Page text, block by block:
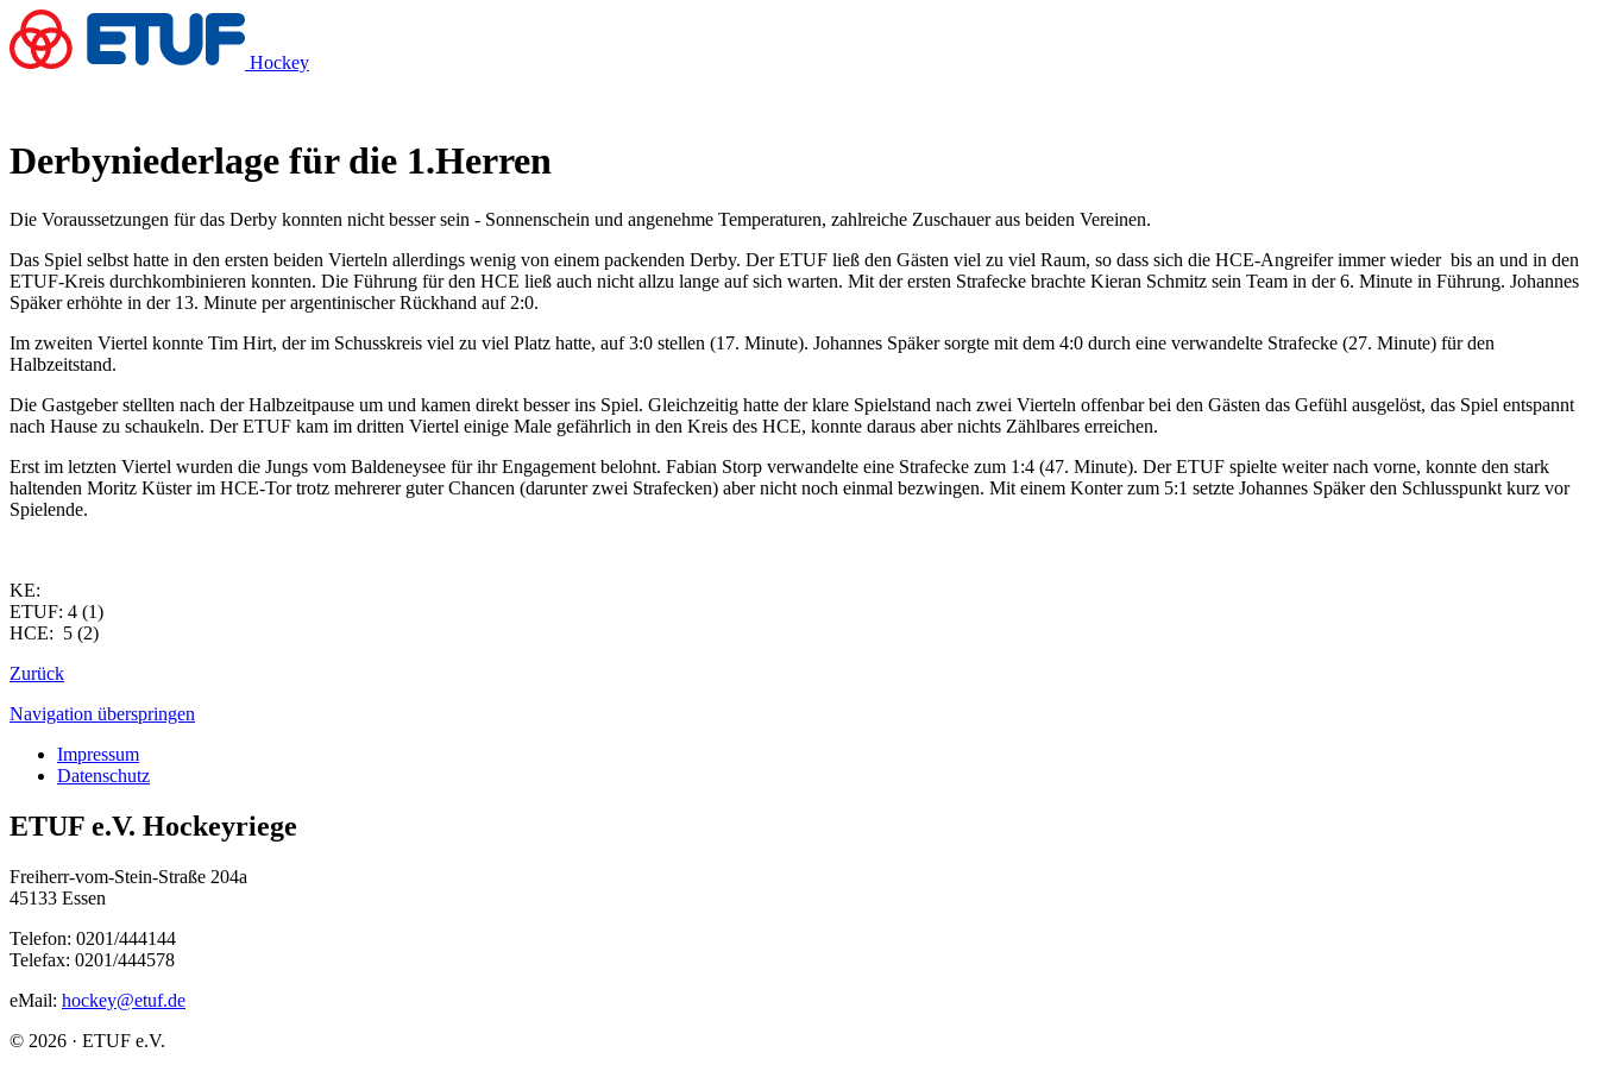
Hockey
Derbyniederlage für die 1.Herren
Die Voraussetzungen für das Derby konnten nicht besser sein - Sonnenschein und angenehme Temperaturen, zahlreiche Zuschauer aus beiden Vereinen.
Das Spiel selbst hatte in den ersten beiden Vierteln allerdings wenig von einem packenden Derby. Der ETUF ließ den Gästen viel zu viel Raum, so dass sich die HCE-Angreifer immer wieder bis an und in den
ETUF-Kreis durchkombinieren konnten. Die Führung für den HCE ließ auch nicht allzu lange auf sich warten. Mit der ersten Strafecke brachte Kieran Schmitz sein Team in der 6. Minute in Führung. Johannes
Späker erhöhte in der 13. Minute per argentinischer Rückhand auf 2:0.
Im zweiten Viertel konnte Tim Hirt, der im Schusskreis viel zu viel Platz hatte, auf 3:0 stellen (17. Minute). Johannes Späker sorgte mit dem 4:0 durch eine verwandelte Strafecke (27. Minute) für den
Halbzeitstand.
Die Gastgeber stellten nach der Halbzeitpause um und kamen direkt besser ins Spiel. Gleichzeitig hatte der klare Spielstand nach zwei Vierteln offenbar bei den Gästen das Gefühl ausgelöst, das Spiel entspannt
nach Hause zu schaukeln. Der ETUF kam im dritten Viertel einige Male gefährlich in den Kreis des HCE, konnte daraus aber nichts Zählbares erreichen.
Erst im letzten Viertel wurden die Jungs vom Baldeneysee für ihr Engagement belohnt. Fabian Storp verwandelte eine Strafecke zum 1:4 (47. Minute). Der ETUF spielte weiter nach vorne, konnte den stark
haltenden Moritz Küster im HCE-Tor trotz mehrerer guter Chancen (darunter zwei Strafecken) aber nicht noch einmal bezwingen. Mit einem Konter zum 5:1 setzte Johannes Späker den Schlusspunkt kurz vor
Spielende.
KE:
ETUF: 4 (1)
HCE: 5 (2)
Zurück
Navigation überspringen
Impressum
Datenschutz
ETUF e.V. Hockeyriege
Freiherr-vom-Stein-Straße 204a
45133 Essen
Telefon: 0201/444144
Telefax: 0201/444578
eMail: hockey@etuf.de
© 2026 · ETUF e.V.